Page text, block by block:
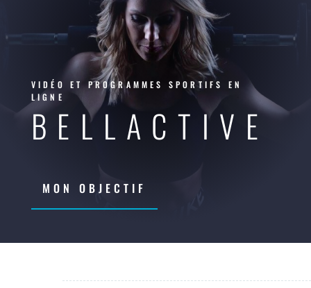
VIDÉO ET PROGRAMMES SPORTIFS EN
LIGNE
BELLACTIVE
MON OBJECTIF